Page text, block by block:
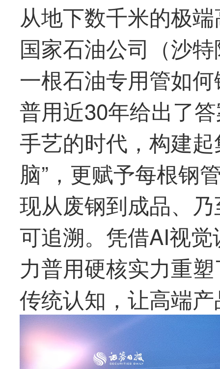
从地下数千米的极
国家石油公司（沙
一根石油专用管如
普用近30年给出了
手艺的时代，构建
脑”，更赋予每根钢
现从废钢到成品、
可追溯。凭借AI视
力普用硬核实力重
传统认知，让高端